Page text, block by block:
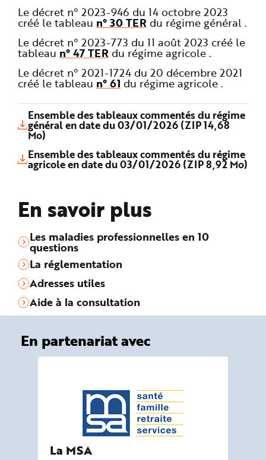
Le décret n° 2023-946 du 14 octobre 2023
créé le tableau n° 30 TER du régime général .
Le décret n° 2023-773 du 11 août 2023 créé le
tableau n° 47 TER du régime agricole .
Le décret n° 2021-1724 du 20 décembre 2021
créé le tableau n° 61 du régime agricole .
Ensemble des tableaux commentés du régime
général en date du 03/01/2026 (ZIP 14,68
Mo)
Ensemble des tableaux commentés du régime
agricole en date du 03/01/2026 (ZIP 8,92 Mo)
En savoir plus
Les maladies professionnelles en 10
questions
La réglementation
Adresses utiles
Aide à la consultation
En partenariat avec
La MSA